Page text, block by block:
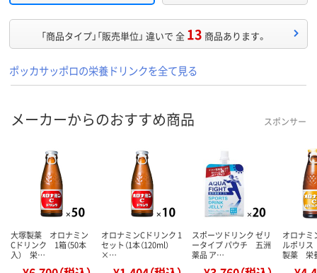
「商品タイプ」「販売単位」 違いで 全 13 商品あります。
ポッカサッポロの栄養ドリンクを全て見る
メーカーからのおすすめ商品 スポンサー
大塚製薬 オロナミン
Cドリンク 1箱（50本
入） 栄…
オロナミンCドリンク 1
セット（1本（120ml）
×…
スポーツドリンク ゼリ
ータイプ パウチ 五洲
薬品 ア…
オロナ
ルポリ
製薬 栄